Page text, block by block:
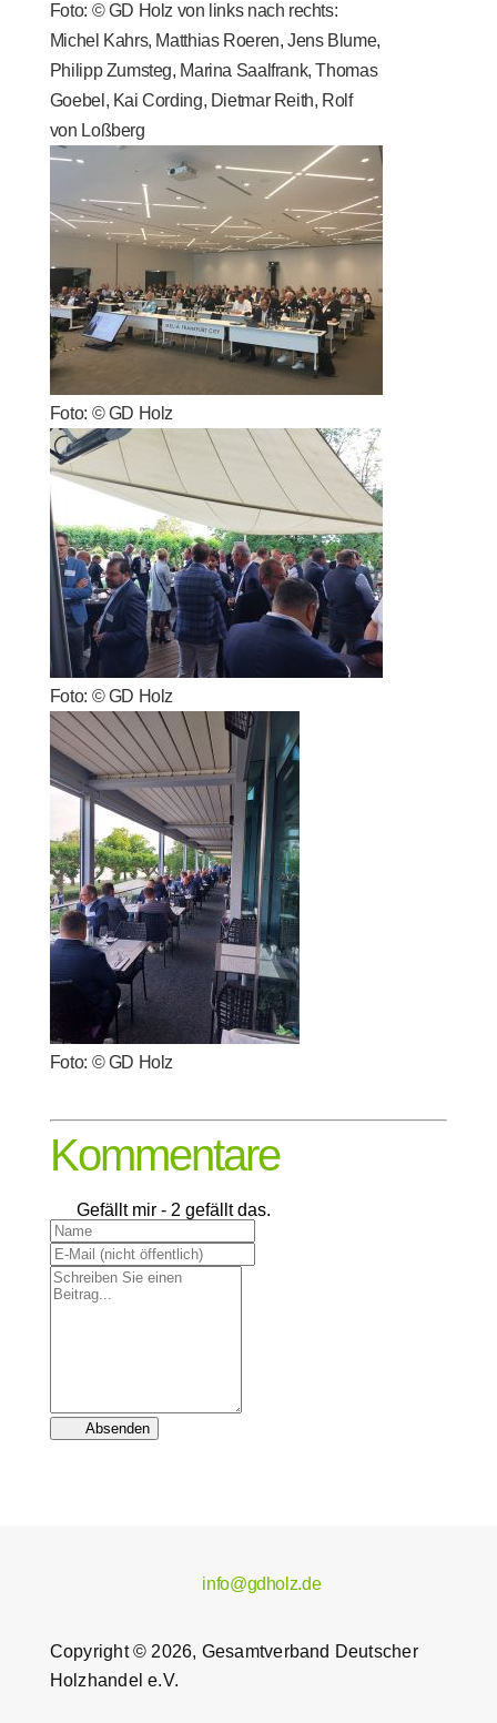
Foto: © GD Holz von links nach rechts:
Michel Kahrs, Matthias Roeren, Jens Blume,
Philipp Zumsteg, Marina Saalfrank, Thomas
Goebel, Kai Cording, Dietmar Reith, Rolf
von Loßberg
Foto: © GD Holz
Foto: © GD Holz
Foto: © GD Holz
Kommentare
Gefällt mir- 2 gefällt das.
Absenden
info@gdholz.de
Copyright © 2026, Gesamtverband Deutscher
Holzhandel e.V.